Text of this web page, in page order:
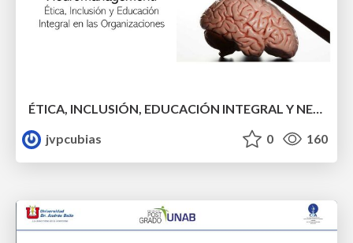
ÉTICA, INCLUSIÓN, EDUCACIÓN INTEGRAL Y NEURODERECHOS EN EL CONTEXTO DEL NEUROMANAGEMENT
jvpcubias
0 160